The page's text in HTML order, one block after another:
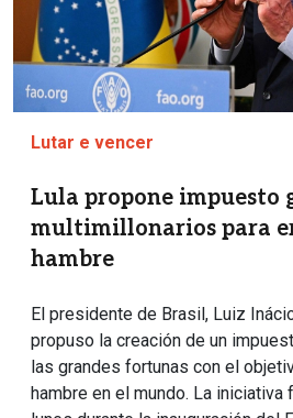
Lutar e vencer
Lula propone impuesto
multimillonarios para
hambre
El presidente de Brasil, Luiz
propuso la creación de un
las grandes fortunas con el
hambre en el mundo. La